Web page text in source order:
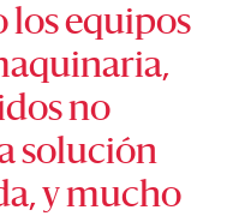
los equipos
no
solución
y mucho